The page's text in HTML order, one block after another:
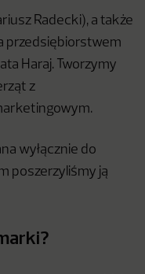
Radecki), a także
przedsiębiorstwem
Haraj. Tworzymy
z
wyłącznie do
poszerzyliśmy ją